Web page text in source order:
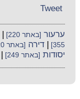
Tweet
ערעור [באתר 220]
355]
|דירה [באתר 520]
יסודות [באתר 249]